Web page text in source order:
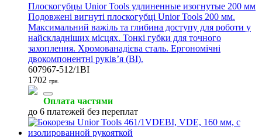
Плоскогубцы Unior Tools удлиненные изогнутые 200 мм
Подовжені вигнуті плоскогубці Unior Tools 200 мм.
Максимальний важіль та глибина доступу для роботи у
найскладніших місцях. Тонкі губки для точного
захоплення. Хромованадієва сталь. Ергономічні
двокомпонентні руків’я (BI).
607967-512/1BI
1702 грн.
Оплата частями
до 6 платежей без переплат